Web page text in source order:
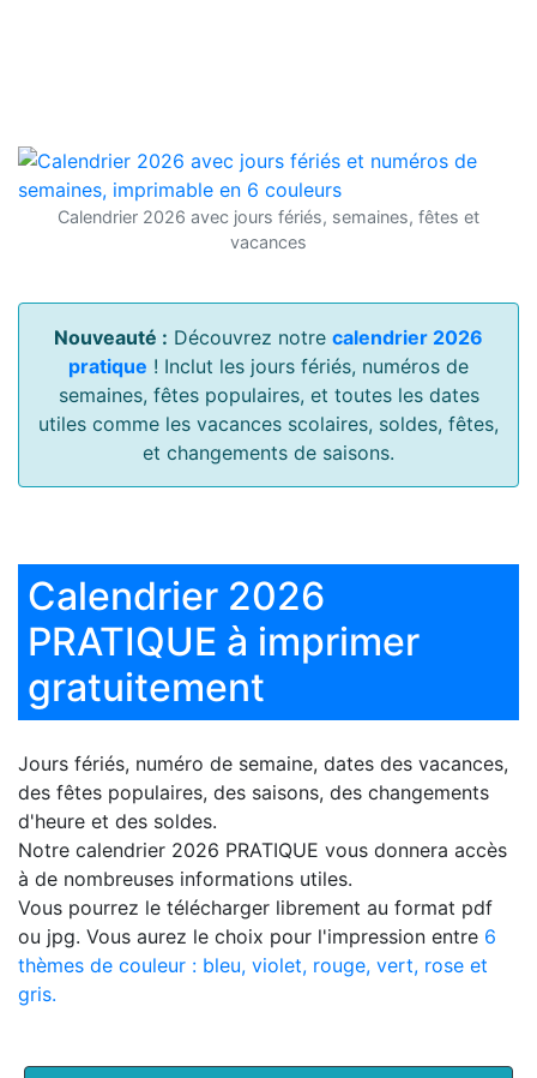
Calendrier 2026 avec jours fériés, semaines, fêtes et
vacances
Nouveauté : Découvrez notre calendrier 2026
pratique ! Inclut les jours fériés, numéros de
semaines, fêtes populaires, et toutes les dates
utiles comme les vacances scolaires, soldes, fêtes,
et changements de saisons.
Calendrier 2026
PRATIQUE à imprimer
gratuitement
Jours fériés, numéro de semaine, dates des vacances,
des fêtes populaires, des saisons, des changements
d'heure et des soldes.
Notre calendrier 2026 PRATIQUE vous donnera accès
à de nombreuses informations utiles.
Vous pourrez le télécharger librement au format pdf
ou jpg. Vous aurez le choix pour l'impression entre 6
thèmes de couleur : bleu, violet, rouge, vert, rose et
gris.